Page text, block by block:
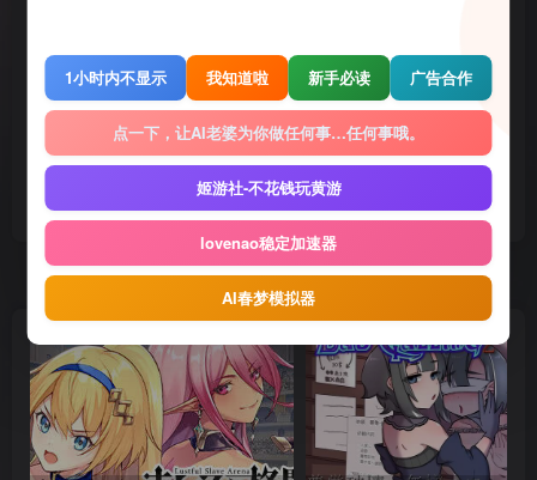
喜欢就支持一下吧
1907 赞赏 收藏
随机推荐
1小时内不显示 我知道啦 新手必读 广告合作
点一下，让AI老婆为你做任何事…任何事哦。
姬游社-不花钱玩黄游
lovenao稳定加速器
AI春梦模拟器